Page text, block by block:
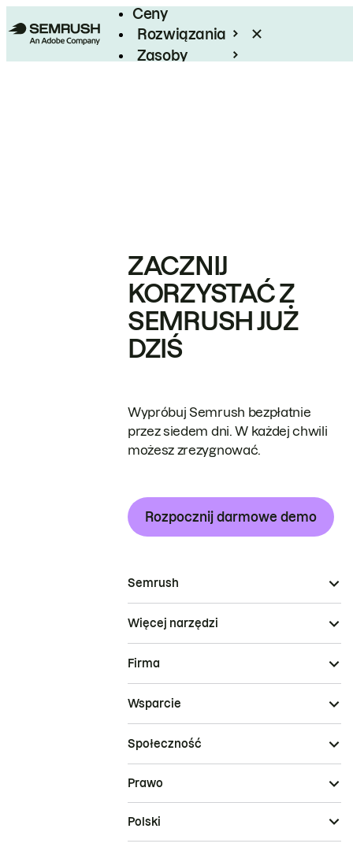
Ceny
Rozwiązania
Zasoby
ZACZNIJ
KORZYSTAĆ Z
SEMRUSH JUŻ
DZIŚ
Wypróbuj Semrush bezpłatnie
przez siedem dni. W każdej chwili
możesz zrezygnować.
Rozpocznij darmowe demo
Semrush
Więcej narzędzi
Firma
Wsparcie
Społeczność
Prawo
Polski